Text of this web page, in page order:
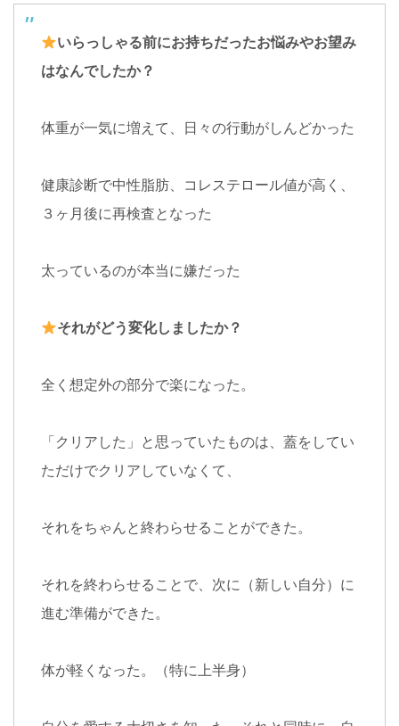
いらっしゃる前にお持ちだったお悩みやお望み
はなんでしたか？
体重が一気に増えて、日々の行動がしんどかった
健康診断で中性脂肪、コレステロール値が高く、
３ヶ月後に再検査となった
太っているのが本当に嫌だった
それがどう変化しましたか？
全く想定外の部分で楽になった。
「クリアした」と思っていたものは、蓋をしてい
ただけでクリアしていなくて、
それをちゃんと終わらせることができた。
それを終わらせることで、次に（新しい自分）に
進む準備ができた。
体が軽くなった。（特に上半身）